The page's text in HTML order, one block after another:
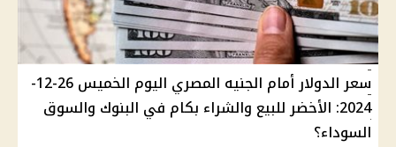
سعر الدولار أمام الجنيه المصري اليوم الخميس 26-12-
2024: الأخضر للبيع والشراء بكام في البنوك والسوق
السوداء؟